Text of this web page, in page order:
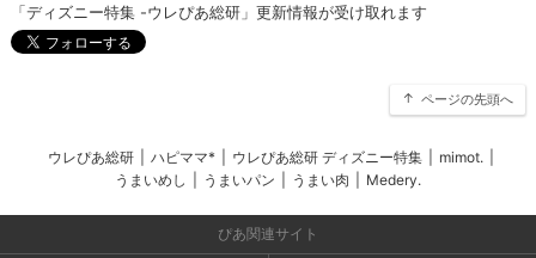
「ディズニー特集 -ウレぴあ総研」更新情報が受け取れます
ページの先頭へ
ウレぴあ総研 ハピママ* ウレぴあ総研 ディズニー特集 mimot.
うまいめし
うまいパン うまい肉 Medery.
ぴあ関連サイト